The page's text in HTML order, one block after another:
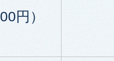
00円）